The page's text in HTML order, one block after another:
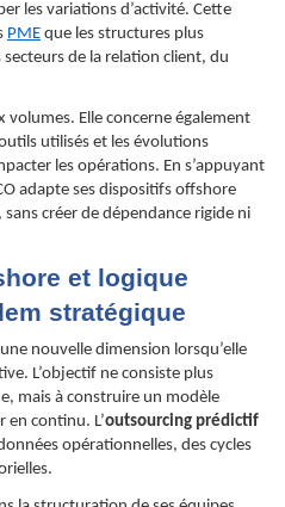
les variations d’activité. Cette
PME que les structures plus
de la relation client, du
volumes. Elle concerne également
utilisés et les évolutions
les opérations. En s’appuyant
adapte ses dispositifs offshore
créer de dépendance rigide ni
et logique
stratégique
nouvelle dimension lorsqu’elle
L’objectif ne consiste plus
mais à construire un modèle
en continu. L’outsourcing prédictif
opérationnelles, des cycles